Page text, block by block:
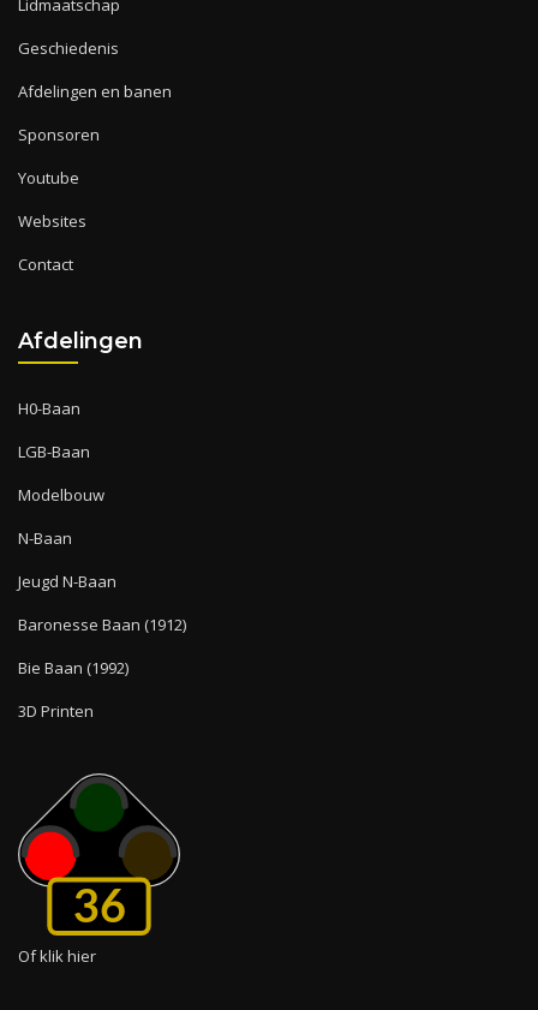
Lidmaatschap
Geschiedenis
Afdelingen en banen
Sponsoren
Youtube
Websites
Contact
Afdelingen
H0-Baan
LGB-Baan
Modelbouw
N-Baan
Jeugd N-Baan
Baronesse Baan (1912)
Bie Baan (1992)
3D Printen
36
Of klik hier